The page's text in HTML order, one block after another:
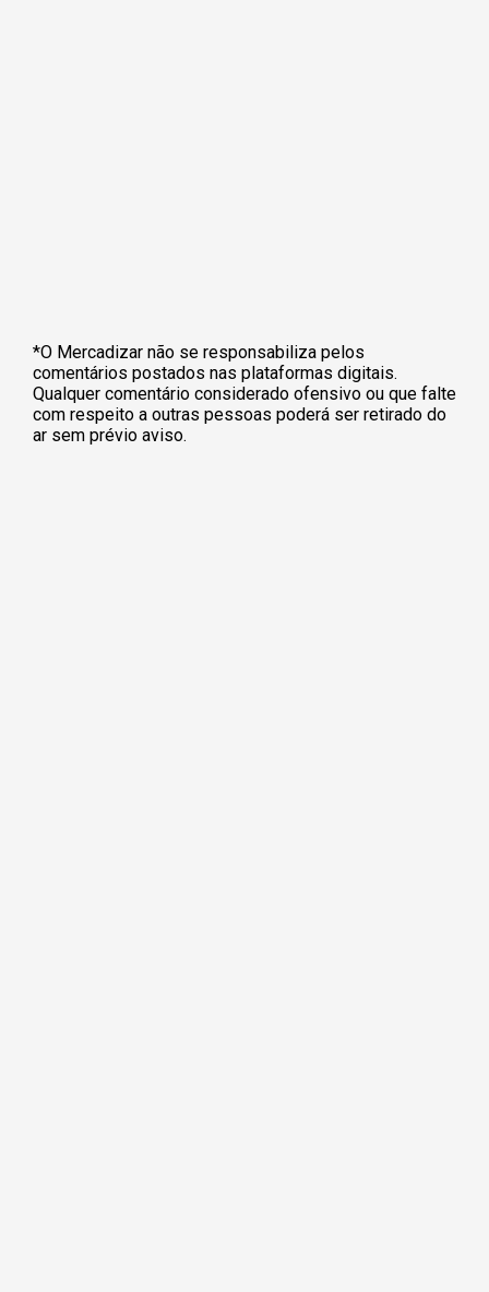
*O Mercadizar não se responsabiliza pelos
comentários postados nas plataformas digitais.
Qualquer comentário considerado ofensivo ou que falte
com respeito a outras pessoas poderá ser retirado do
ar sem prévio aviso.